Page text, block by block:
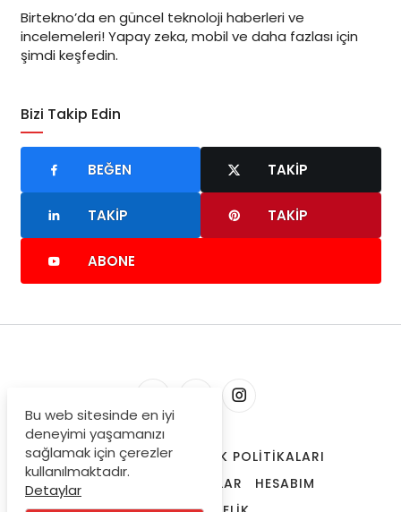
Birtekno’da en güncel teknoloji haberleri ve
incelemeleri! Yapay zeka, mobil ve daha fazlası için
şimdi keşfedin.
Bizi Takip Edin
BEĞEN TAKIP
TAKIP TAKIP
ABONE
HAKKIMIZDA
GIZLILIK POLITIKALARI
TRENDLERDEKI YAZILAR
HESABIM
Bu web sitesinde en iyi
deneyimi yaşamanızı
sağlamak için çerezler
kullanılmaktadır.
Detaylar